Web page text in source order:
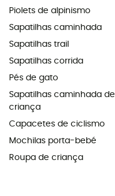
Piolets de alpinismo
Sapatilhas caminhada
Sapatilhas trail
Sapatilhas corrida
Pés de gato
Sapatilhas caminhada de
criança
Capacetes de ciclismo
Mochilas porta-bebé
Roupa de criança